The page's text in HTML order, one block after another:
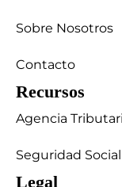
Sobre Nosotros
Contacto
Recursos
Agencia
Seguridad Social
Legal